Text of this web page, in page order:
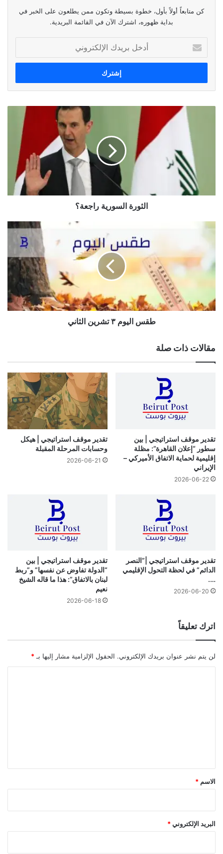
كن متابعاً أولاً بأول، خطوة بسيطة وتكون ممن يطلعون على الخبر في
بداية ظهوره، اشترك الآن في القائمة البريدية.
بريدك
الإلكتروني
الثورة السورية راجعة؟
طقس
تشرين
الثاني
طقس اليوم ٣ تشرين الثاني
مقالات ذات صلة
تقدير موقف استراتيجي | بين
سطور “إعلان القاهرة”: مظلة
إقليمية لحماية الاتفاق الأميركي –
الإيراني
2026-06-22
تقدير موقف استراتيجي | هيكل
وحسابات المرحلة المقبلة
2026-06-21
تقدير موقف استراتيجي |”النصر
الدائم” في لحظة التحول الإقليمي
….
2026-06-20
تقدير موقف استراتيجي | بين
“الدولة تفاوض عن نفسها” و”ربط
لبنان بالاتفاق”: هذا ما قاله الشيخ
نعيم
2026-06-18
اترك تعليقاً
لن يتم نشر عنوان بريدك الإلكتروني. الحقول الإلزامية مشار إليها بـ *
*
الاسم *
البريد الإلكتروني*